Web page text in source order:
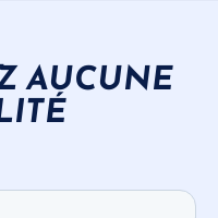
AUCUNE